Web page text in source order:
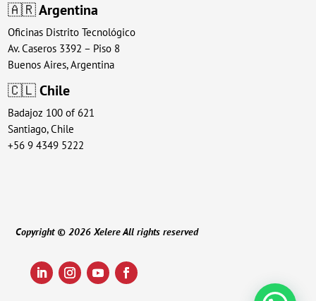
🇦🇷Argentina
Oficinas Distrito Tecnológico
Av. Caseros 3392 – Piso 8
Buenos Aires, Argentina
🇨🇱 Chile
Badajoz 100 of 621
Santiago, Chile
+56 9 4349 5222
Copyright © 2026 Xelere All rights reserved